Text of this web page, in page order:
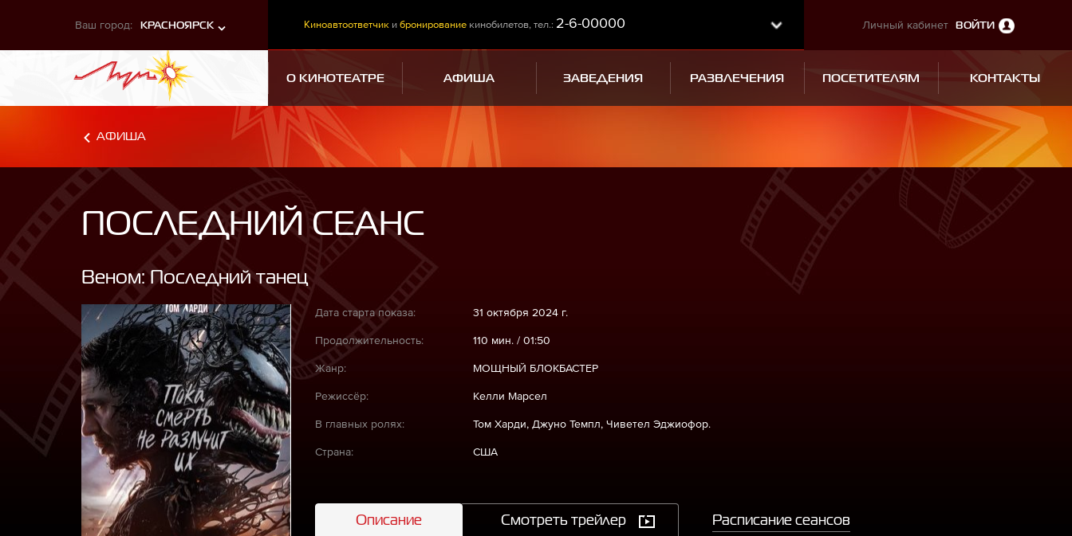
Ваш город: КРАСНОЯРСК Киноавтоответчик и бронирование кинобилетов, тел.: 2-6-00000 Личный кабинет ВОЙТИ
О КИНОТЕАТРЕ АФИША ЗАВЕДЕНИЯ РАЗВЛЕЧЕНИЯ ПОСЕТИТЕЛЯМ КОНТАКТЫ
АФИША
ПОСЛЕДНИЙ СЕАНС
Веном: Последний танец
Дата старта показа: 31 октября 2024 г.
Продолжительность: 110 мин. / 01:50
Жанр: МОЩНЫЙ БЛОКБАСТЕР
Режиссёр: Келли Марсел
В главных ролях: Том Харди, Джуно Темпл, Чиветел Эджиофор.
Страна: США
Описание Смотреть трейлер Расписание сеансов